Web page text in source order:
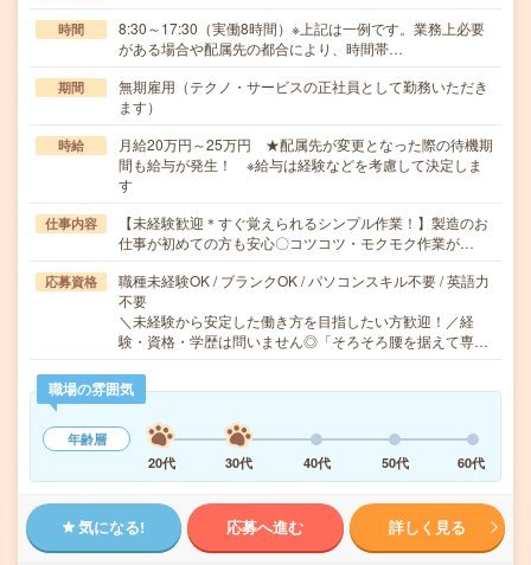
時間
8:30～17:30（実働8時間）※上記は一例です。業務上必要
がある場合や配属先の都合により、時間帯…
期間
無期雇用（テクノ・サービスの正社員として勤務いただき
ます）
時給
月給20万円～25万円 ★配属先が変更となった際の待機期
間も給与が発生！ ※給与は経験などを考慮して決定しま
す
仕事内容
【未経験歓迎＊すぐ覚えられるシンプル作業！】製造のお
仕事が初めての方も安心〇コツコツ・モクモク作業が…
応募資格
職種未経験OK / ブランクOK / パソコンスキル不要 / 英語力
不要
＼未経験から安定した働き方を目指したい方歓迎！／経
験・資格・学歴は問いません◎「そろそろ腰を据えて専…
職場の雰囲気
年齢層
20代
30代 40代 50代 60代
気になる! 応募へ進む 詳しく見る